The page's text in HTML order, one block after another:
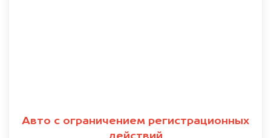
Авто с ограничением регистрационных